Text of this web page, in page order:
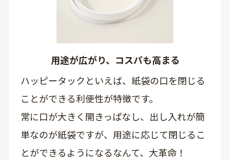
用途が広がり、コスパも高まる
ハッピータックといえば、紙袋の口を閉じる
ことができる利便性が特徴です。
常に口が大きく開きっぱなし、出し入れが簡
単なのが紙袋ですが、用途に応じて閉じるこ
とができるようになるなんて、大革命！